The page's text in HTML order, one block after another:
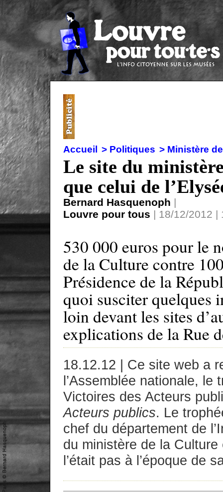
Accueil > Politiques > Ministère
Le site du
que celui de
Bernard Hasquenoph |
Louvre pour tous | 18/12/2012
530 000 euros pour le
de la Culture contre
Présidence de la
quoi susciter quelques
loin devant les sites
explications de la Rue
18.12.12 | Ce site web a
l’Assemblée nationale,
Victoires des Acteurs
Acteurs publics. Le
chef du département de
du ministère de la
l’était pas à l’époque de